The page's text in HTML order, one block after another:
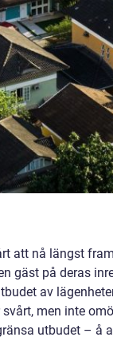
att nå längst
gäst på deras
av
men inte
utbudet – å